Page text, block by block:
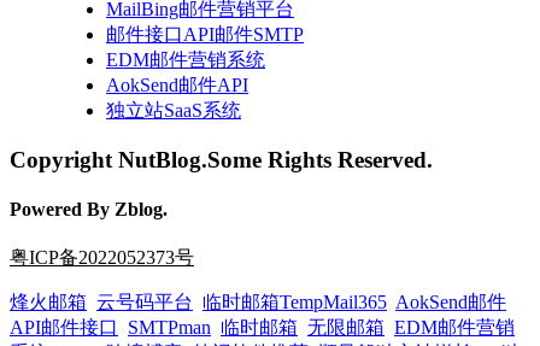
MailBing邮件营销平台
邮件接口API邮件SMTP
EDM邮件营销系统
AokSend邮件API
独立站SaaS系统
Copyright NutBlog.Some Rights Reserved.
Powered By Zblog.
粤ICP备2022052373号
烽火邮箱 云号码平台 临时邮箱TempMail365 AokSend邮件
API邮件接口
SMTPman 临时邮箱 无限邮箱 EDM邮件营销